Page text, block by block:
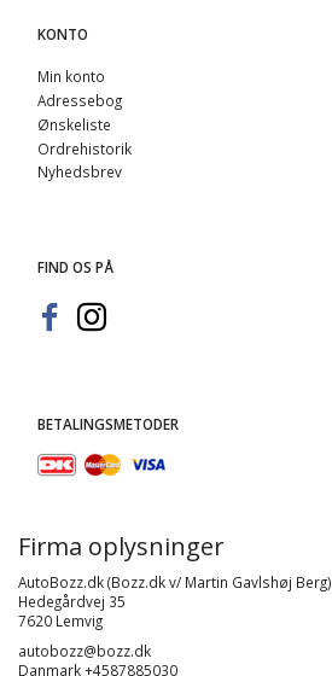
KONTO
Min konto
Adressebog
Ønskeliste
Ordrehistorik
Nyhedsbrev
FIND OS PÅ
BETALINGSMETODER
Firma oplysninger
AutoBozz.dk (Bozz.dk v/ Martin Gavlshøj Berg)
Hedegårdvej 35
7620 Lemvig
autobozz@bozz.dk
Danmark +4587885030